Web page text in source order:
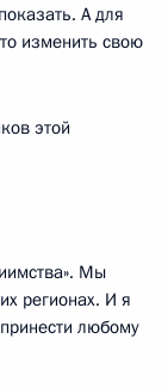
А для
изменить свою
этой
Мы
регионах. И я
любому